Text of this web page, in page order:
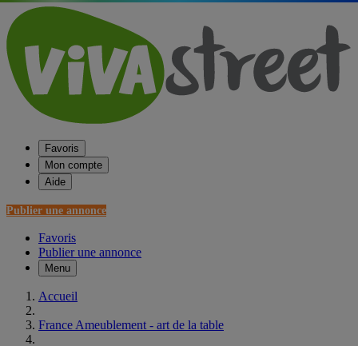
Favoris
Mon compte
Aide
Publier une annonce
Favoris
Publier une annonce
Menu
Accueil
France Ameublement - art de la table